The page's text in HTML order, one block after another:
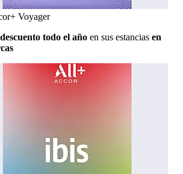
Voyager
todo el año en sus estancias en